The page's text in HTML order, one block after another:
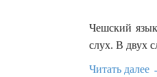
Чешский
слух. В двух
Читать далее